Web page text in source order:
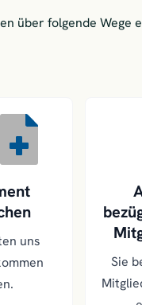
über folgende Wege
uns
Sie